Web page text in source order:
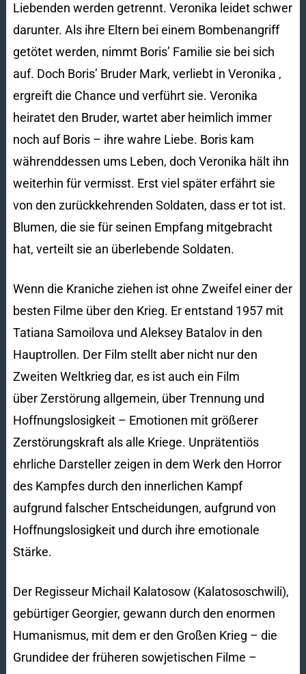
Liebenden werden getrennt. Veronika leidet schwer
darunter. Als ihre Eltern bei einem Bombenangriff
getötet werden, nimmt Boris’ Familie sie bei sich
auf. Doch Boris’ Bruder Mark, verliebt in Veronika ,
ergreift die Chance und verführt sie. Veronika
heiratet den Bruder, wartet aber heimlich immer
noch auf Boris – ihre wahre Liebe. Boris kam
währenddessen ums Leben, doch Veronika hält ihn
weiterhin für vermisst. Erst viel später erfährt sie
von den zurückkehrenden Soldaten, dass er tot ist.
Blumen, die sie für seinen Empfang mitgebracht
hat, verteilt sie an überlebende Soldaten.
Wenn die Kraniche ziehen ist ohne Zweifel einer der
besten Filme über den Krieg. Er entstand 1957 mit
Tatiana Samoilova und Aleksey Batalov in den
Hauptrollen. Der Film stellt aber nicht nur den
Zweiten Weltkrieg dar, es ist auch ein Film
über Zerstörung allgemein, über Trennung und
Hoffnungslosigkeit – Emotionen mit größerer
Zerstörungskraft als alle Kriege. Unprätentiös
ehrliche Darsteller zeigen in dem Werk den Horror
des Kampfes durch den innerlichen Kampf
aufgrund falscher Entscheidungen, aufgrund von
Hoffnungslosigkeit und durch ihre emotionale
Stärke.
Der Regisseur Michail Kalatosow (Kalatososchwili),
gebürtiger Georgier, gewann durch den enormen
Humanismus, mit dem er den Großen Krieg – die
Grundidee der früheren sowjetischen Filme –